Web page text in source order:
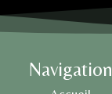
Navigation